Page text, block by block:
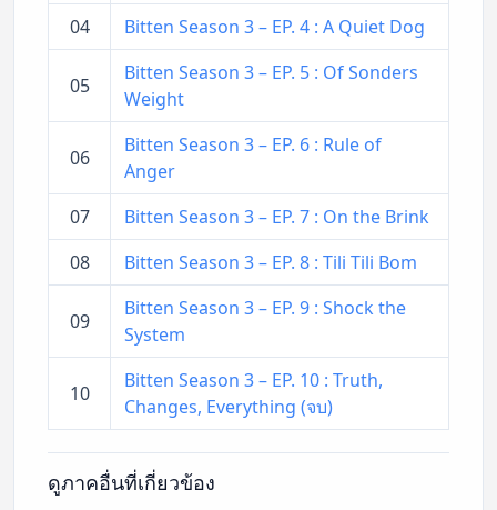
04
Bitten Season 3 – EP. 4 : A Quiet Dog
05
Bitten Season 3 – EP. 5 : Of Sonders
Weight
06
Bitten Season 3 – EP. 6 : Rule of
Anger
07
Bitten Season 3 – EP. 7 : On the Brink
08
Bitten Season 3 – EP. 8 : Tili Tili Bom
09
Bitten Season 3 – EP. 9 : Shock the
System
10
Bitten Season 3 – EP. 10 : Truth,
Changes, Everything (จบ)
ดูภาคอื่นที่เกี่ยวข้อง